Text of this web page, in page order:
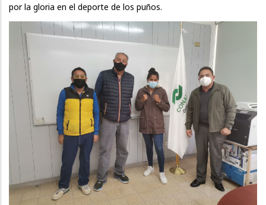
por la gloria en el deporte de los puños.